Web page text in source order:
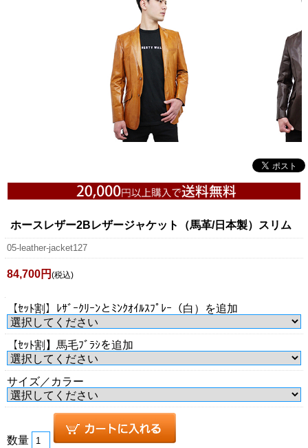
ホースレザー2Bレザージャケット（馬革/日本製）スリム
05-leather-jacket127
84,700円 (税込)
【ｾｯﾄ割】ﾚｻﾞｰｸﾘｰﾝとﾐﾝｸｵｲﾙｽﾌﾟﾚｰ（白）を追加
【ｾｯﾄ割】馬毛ﾌﾞﾗｼを追加
サイズ／カラー
数量